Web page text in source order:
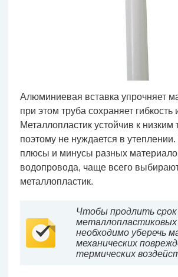
Алюминиевая вставка упрочняет
при этом труба сохраняет гибкость
Металлопластик устойчив к
поэтому не нуждается в
плюсы и минусы разных
водопровода, чаще всего
металлопластик.
Чтобы продлить
металлопластиковых
необходимо уберечь
механических
термических